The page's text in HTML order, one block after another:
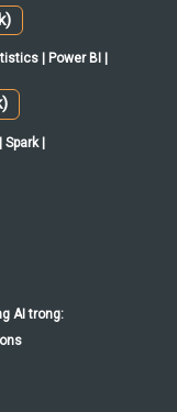
| Power BI |
|